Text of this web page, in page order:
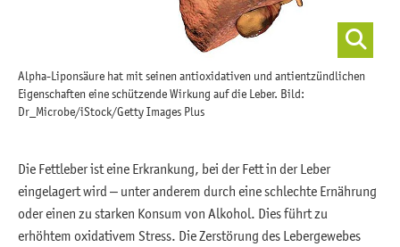
Alpha-Liponsäure hat mit seinen antioxidativen und antientzündlichen
Eigenschaften eine schützende Wirkung auf die Leber. Bild:
Dr_Microbe/iStock/Getty Images Plus
Die Fettleber ist eine Erkrankung, bei der Fett in der Leber
eingelagert wird – unter anderem durch eine schlechte Ernährung
oder einen zu starken Konsum von Alkohol. Dies führt zu
erhöhtem oxidativem Stress. Die Zerstörung des Lebergewebes